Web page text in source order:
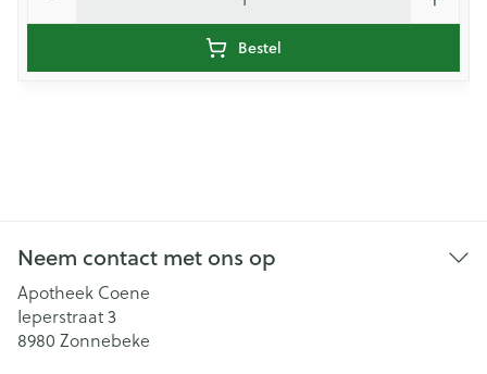
Bestel
Neem contact met ons op
Apotheek Coene
Ieperstraat 3
8980 Zonnebeke